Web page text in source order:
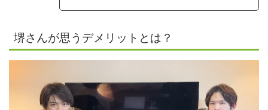
堺さんが思うデメリットとは？